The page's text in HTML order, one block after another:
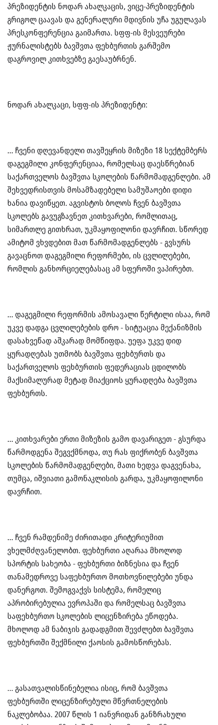
პრეზიდენტის ნოდარ ახალკაცის, ვიცე-პრეზიდენტის
გრიგოლ ცაავას და გენერალური მდივნის უჩა უგულავას
პრესკონფერენცია გაიმართა. სფფ-ის მესვეურები
ჟურნალისტებს ბავშვთა ფეხბურთის გარშემო
დაგროვილ კითხვებზე გაესაუბრნენ.
ნოდარ ახალკაცი, სფფ-ის პრეზიდენტი:
… ჩვენი დღევანდელი თავშეყრის მიზეზი 18 სექტემბერს
დაგეგმილი კონფერენციაა, რომელსაც დაესწრებიან
საქართველოს ბავშვთა სკოლების წარმომადგენლები. ამ
შეხვედრისთვის მოსამზადებელი სამუშაოები დიდი
ხანია დავიწყეთ. აგვისტოს ბოლოს ჩვენ ბავშვთა
სკოლებს გავუგზავნეთ კითხვარები, რომლითაც,
სიმართლე გითხრათ, უკმაყოფილონი დავრჩით. სწორედ
ამიტომ ვხვდებით მათ წარმომადგენლებს - გვსურს
გავაცნოთ დაგეგმილი რეფორმები, ის ცვლილებები,
რომლის განხორციელებასაც ამ სფეროში ვაპირებთ.
… დაგეგმილი რეფორმის ამოსავალი წერტილი ისაა, რომ
უკვე დადგა ცვლილებების დრო - სიტუაცია მექანიზმის
დასახვეწად აშკარად მომწიფდა. უეფა უკვე დიდ
ყურადღებას უთმობს ბავშვთა ფეხბურთს და
საქართველოს ფეხბურთის ფედერაციას ცდილობს
მაქსიმალურად მეტად მიაქციოს ყურადღება ბავშვთა
ფეხბურთს.
… კითხვარები ერთი მიზეზის გამო დავარიგეთ - გსურდა
წარმოდგენა შეგვქმნოდა, თუ რას ფიქრობენ ბავშვთა
სკოლების წარმომადგენლები, მათი ხედვა დაგვენახა,
თუმცა, იშვიათი გამონაკლისის გარდა, უკმაყოფილონი
დავრჩით.
… ჩვენ რამდენიმე ძირითადი კრიტერიუმით
ვხელმძღვანელობთ. ფეხბურთი აღარაა მხოლოდ
სპორტის სახეობა - ფეხბურთი ბიზნესია და ჩვენ
თანამედროვე საფეხბურთო მოთხოვნილებები უნდა
დანერგოთ. შემოგვაქვს სისტემა, რომელიც
აპრობირებულია ევროპაში და რომელსაც ბავშვთა
საფეხბურთო სკოლების ლიცენზირება ეწოდება.
მხოლოდ ამ ნაბიჯის გადადგმით შევძლებთ ბავშვთა
ფეხბურთში შექმნილი ქაოსის გამოსწორებას.
... გასათვალისწინებელია ისიც, რომ ბავშვთა
ფეხბურთში ლიცენზირებული მწვრთნელების
ნაკლებობაა. 2007 წლის 1 იანვრიდან განზრახული